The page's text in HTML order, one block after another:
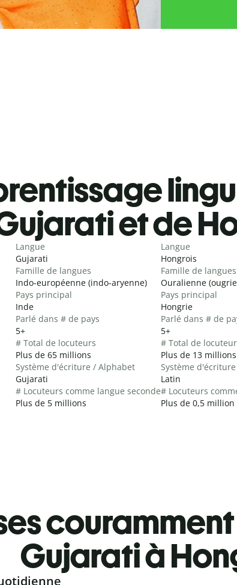
et de
Langue
Gujarati
Famille de langues
Indo-européenne (indo-aryenne)
Pays principal
Inde
Parlé dans # de pays
5+
# Total de locuteurs
Plus de 65 millions
Système d'écriture / Alphabet
Gujarati
# Locuteurs comme langue seconde
Plus de 5 millions
Langue
Hongrois
Famille de langues
Ouralienne
Pays principal
Hongrie
Parlé dans # de
5+
# Total de
Plus de 13 millions
Système
Latin
# Locuteurs
Plus de 0,5 million
Gujarati à